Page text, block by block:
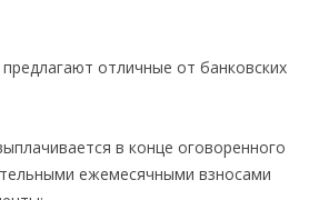
отличные от банковских
в конце оговоренного
ежемесячными взносами